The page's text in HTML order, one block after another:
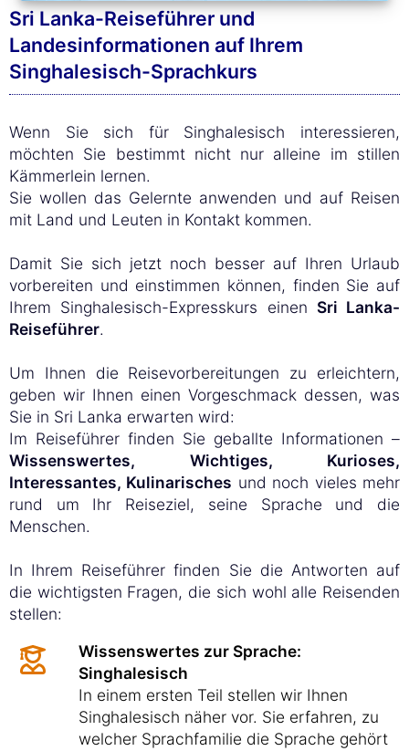
Sri Lanka-Reiseführer und
Landesinformationen auf Ihrem
Singhalesisch-Sprachkurs
Wenn Sie sich für Singhalesisch interessieren,
möchten Sie bestimmt nicht nur alleine im stillen
Kämmerlein lernen.
Sie wollen das Gelernte anwenden und auf Reisen
mit Land und Leuten in Kontakt kommen.
Damit Sie sich jetzt noch besser auf Ihren Urlaub
vorbereiten und einstimmen können, finden Sie auf
Ihrem Singhalesisch-Expresskurs einen Sri Lanka-
Reiseführer.
Um Ihnen die Reisevorbereitungen zu erleichtern,
geben wir Ihnen einen Vorgeschmack dessen, was
Sie in Sri Lanka erwarten wird:
Im Reiseführer finden Sie geballte Informationen –
Wissenswertes, Wichtiges, Kurioses,
Interessantes, Kulinarisches und noch vieles mehr
rund um Ihr Reiseziel, seine Sprache und die
Menschen.
In Ihrem Reiseführer finden Sie die Antworten auf
die wichtigsten Fragen, die sich wohl alle Reisenden
stellen:
Wissenswertes zur Sprache:
Singhalesisch
In einem ersten Teil stellen wir Ihnen
Singhalesisch näher vor. Sie erfahren, zu
welcher Sprachfamilie die Sprache gehört